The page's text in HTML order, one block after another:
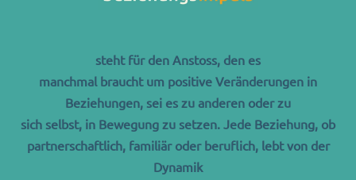
steht für den Anstoss, den es
manchmal braucht um positive Veränderungen in
Beziehungen, sei es zu anderen oderzu
sich selbst, in Bewegung zu setzen. Jede Beziehung, ob
partnerschaftlich, familiär oder beruflich, lebt von der
Dynamik